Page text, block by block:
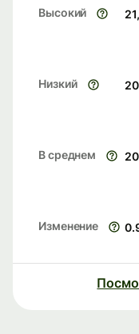
Высокий
Низкий
В среднем
Изменение